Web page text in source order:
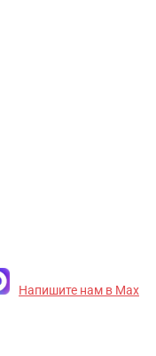
Напишите нам в Max